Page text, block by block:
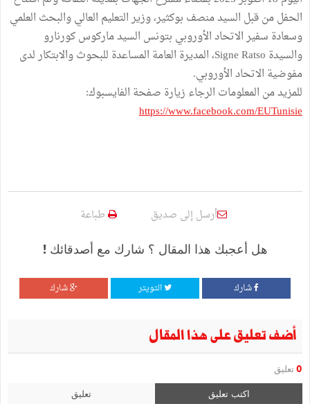
الحفل من قبل السيد منصف بوكثير، وزير التعليم العالي والبحث العلمي
وسعادة سفير الاتحاد الأوروبي بتونس السيد ماركوس كورنارو
والسيدة Signe Ratso، المديرة العامة المساعدة للبحوث والابتكار لدى
مفوضية الاتحاد الأوروبي.
للمزيد من المعلومات الرجاء زيارة صفحة الفايسبوك:
https://www.facebook.com/EUTunisie
أرسل إلى صديق طباعة
هل أعجبك هذا المقال ؟ شارك مع أصدقائك !
شارك التويتر شارك
أضف تعليق على هذا المقال
0 تعليق
اكتب تعليق تعليق